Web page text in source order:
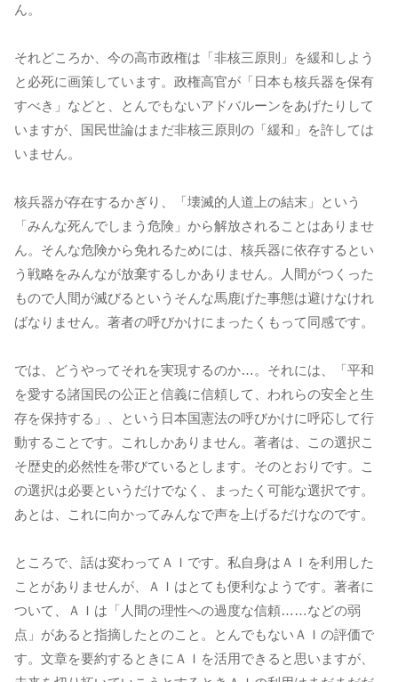
ん。
それどころか、今の高市政権は「非核三原則」を緩和しよう
と必死に画策しています。政権高官が「日本も核兵器を保有
すべき」などと、とんでもないアドバルーンをあげたりして
いますが、国民世論はまだ非核三原則の「緩和」を許しては
いません。
核兵器が存在するかぎり、「壊滅的人道上の結末」という
「みんな死んでしまう危険」から解放されることはありませ
ん。そんな危険から免れるためには、核兵器に依存するとい
う戦略をみんなが放棄するしかありません。人間がつくった
もので人間が滅びるというそんな馬鹿げた事態は避けなけれ
ばなりません。著者の呼びかけにまったくもって同感です。
では、どうやってそれを実現するのか…。それには、「平和
を愛する諸国民の公正と信義に信頼して、われらの安全と生
存を保持する」、という日本国憲法の呼びかけに呼応して行
動することです。これしかありません。著者は、この選択こ
そ歴史的必然性を帯びているとします。そのとおりです。こ
の選択は必要というだけでなく、まったく可能な選択です。
あとは、これに向かってみんなで声を上げるだけなのです。
ところで、話は変わってＡＩです。私自身はＡＩを利用した
ことがありませんが、ＡＩはとても便利なようです。著者に
ついて、ＡＩは「人間の理性への過度な信頼……などの弱
点」があると指摘したとのこと。とんでもないＡＩの評価で
す。文章を要約するときにＡＩを活用できると思いますが、